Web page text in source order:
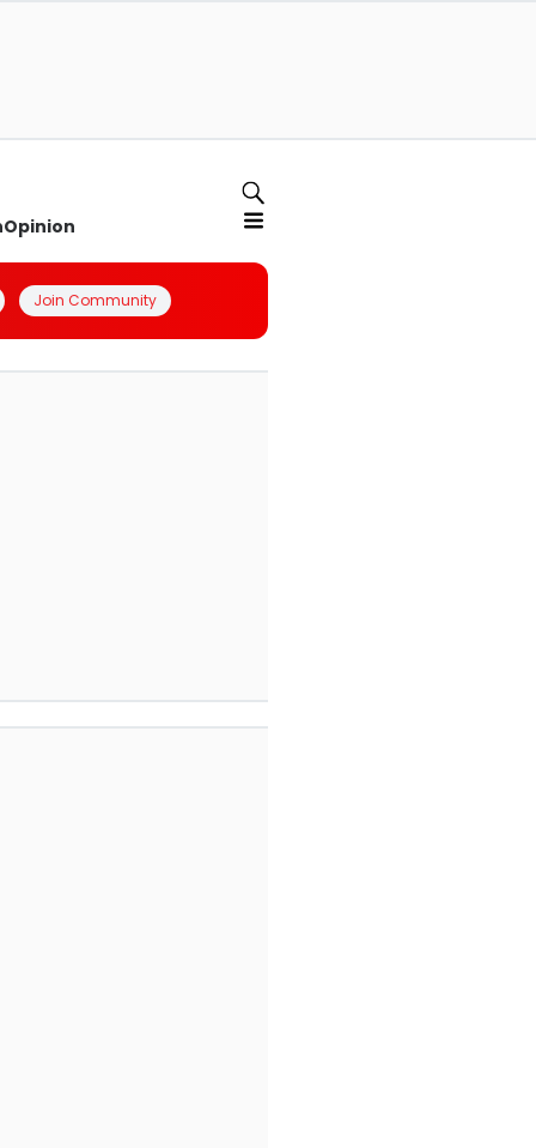
Opinion
Join Community